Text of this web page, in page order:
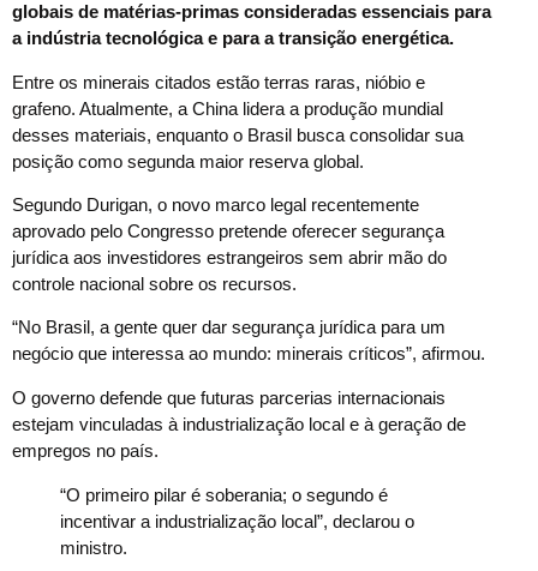
globais de matérias-primas consideradas essenciais para
a indústria tecnológica e para a transição energética.
Entre os minerais citados estão terras raras, nióbio e
grafeno. Atualmente, a China lidera a produção mundial
desses materiais, enquanto o Brasil busca consolidar sua
posição como segunda maior reserva global.
Segundo Durigan, o novo marco legal recentemente
aprovado pelo Congresso pretende oferecer segurança
jurídica aos investidores estrangeiros sem abrir mão do
controle nacional sobre os recursos.
“No Brasil, a gente quer dar segurança jurídica para um
negócio que interessa ao mundo: minerais críticos”, afirmou.
O governo defende que futuras parcerias internacionais
estejam vinculadas à industrialização local e à geração de
empregos no país.
“O primeiro pilar é soberania; o segundo é
incentivar a industrialização local”, declarou o
ministro.